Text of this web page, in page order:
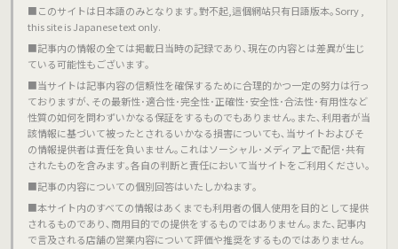
■このサイトは日本語のみとなります｡對不起,這個網站只有日語版本｡Sorry ,
this site is Japanese text only.
■記事内の情報の全ては掲載日当時の記録であり､現在の内容とは差異が生じ
ている可能性もございます｡
■当サイトは記事内容の信頼性を確保するために合理的かつ一定の努力は行っ
ておりますが､その最新性･適合性･完全性･正確性･安全性･合法性･有用性など
性質の如何を問わずいかなる保証をするものでもありません｡また､利用者が当
該情報に基づいて被ったとされるいかなる損害についても､当サイトおよびそ
の情報提供者は責任を負いません｡これはソーシャル･メディア上で配信･共有
されたものを含みます｡各自の判断と責任において当サイトをご利用ください｡
■記事の内容についての個別回答はいたしかねます｡
■本サイト内のすべての情報はあくまでも利用者の個人使用を目的として提供
されるものであり､商用目的での提供をするものではありません｡また､記事内
で言及される店舗の営業内容について評価や推奨をするものではありません｡